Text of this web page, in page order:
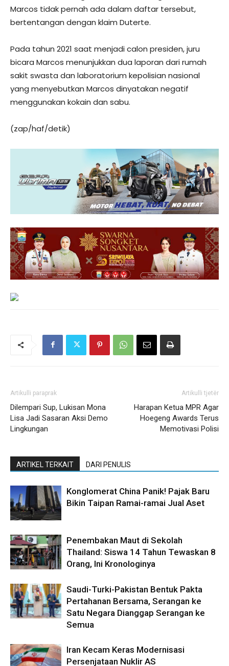
Marcos tidak pernah ada dalam daftar tersebut,
bertentangan dengan klaim Duterte.
Pada tahun 2021 saat menjadi calon presiden, juru
bicara Marcos menunjukkan dua laporan dari rumah
sakit swasta dan laboratorium kepolisian nasional
yang menyebutkan Marcos dinyatakan negatif
menggunakan kokain dan sabu.
(zap/haf/detik)
Artikulli paraprak
Dilempari Sup, Lukisan Mona
Lisa Jadi Sasaran Aksi Demo
Lingkungan
Artikulli tjetër
Harapan Ketua MPR Agar
Hoegeng Awards Terus
Memotivasi Polisi
ARTIKEL TERKAIT DARI PENULIS
Konglomerat China Panik! Pajak Baru
Bikin Taipan Ramai-ramai Jual Aset
Penembakan Maut di Sekolah
Thailand: Siswa 14 Tahun Tewaskan 8
Orang, Ini Kronologinya
Saudi-Turki-Pakistan Bentuk Pakta
Pertahanan Bersama, Serangan ke
Satu Negara Dianggap Serangan ke
Semua
Iran Kecam Keras Modernisasi
Persenjataan Nuklir AS